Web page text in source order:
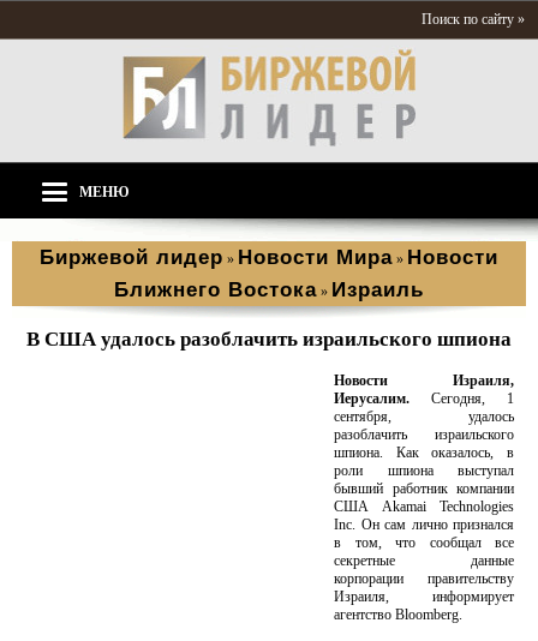
Поиск по сайту »
МЕНЮ
Биржевой лидер » Новости Мира » Новости
Ближнего Востока » Израиль
В США удалось разоблачить израильского шпиона
Новости Израиля,
Иерусалим. Сегодня, 1
сентября, удалось
разоблачить израильского
шпиона. Как оказалось, в
роли шпиона выступал
бывший работник компании
США Akamai Technologies
Inc. Он сам лично признался
в том, что сообщал все
секретные данные
корпорации правительству
Израиля, информирует
агентство Bloomberg.